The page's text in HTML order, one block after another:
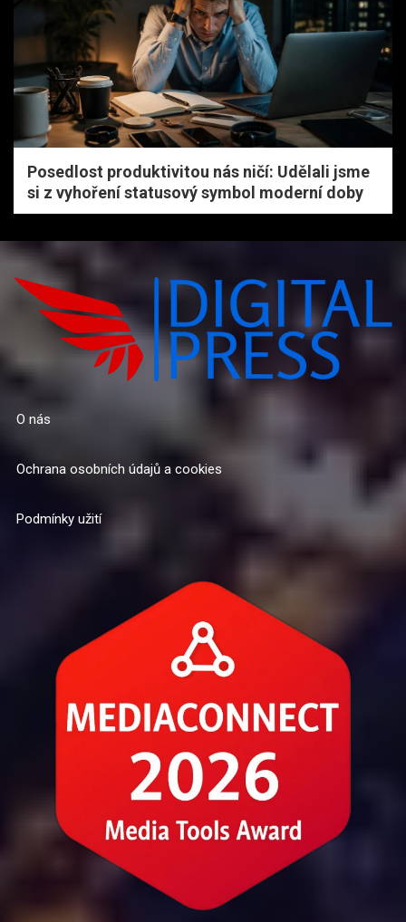
Posedlost produktivitou nás ničí: Udělali jsme
si z vyhoření statusový symbol moderní doby
O nás
Ochrana osobních údajů a cookies
Podmínky užití